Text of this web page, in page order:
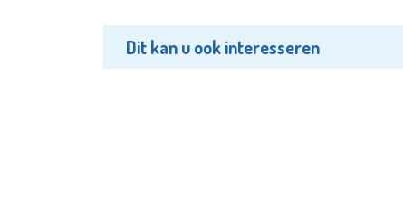
Dit kan u ook interesseren